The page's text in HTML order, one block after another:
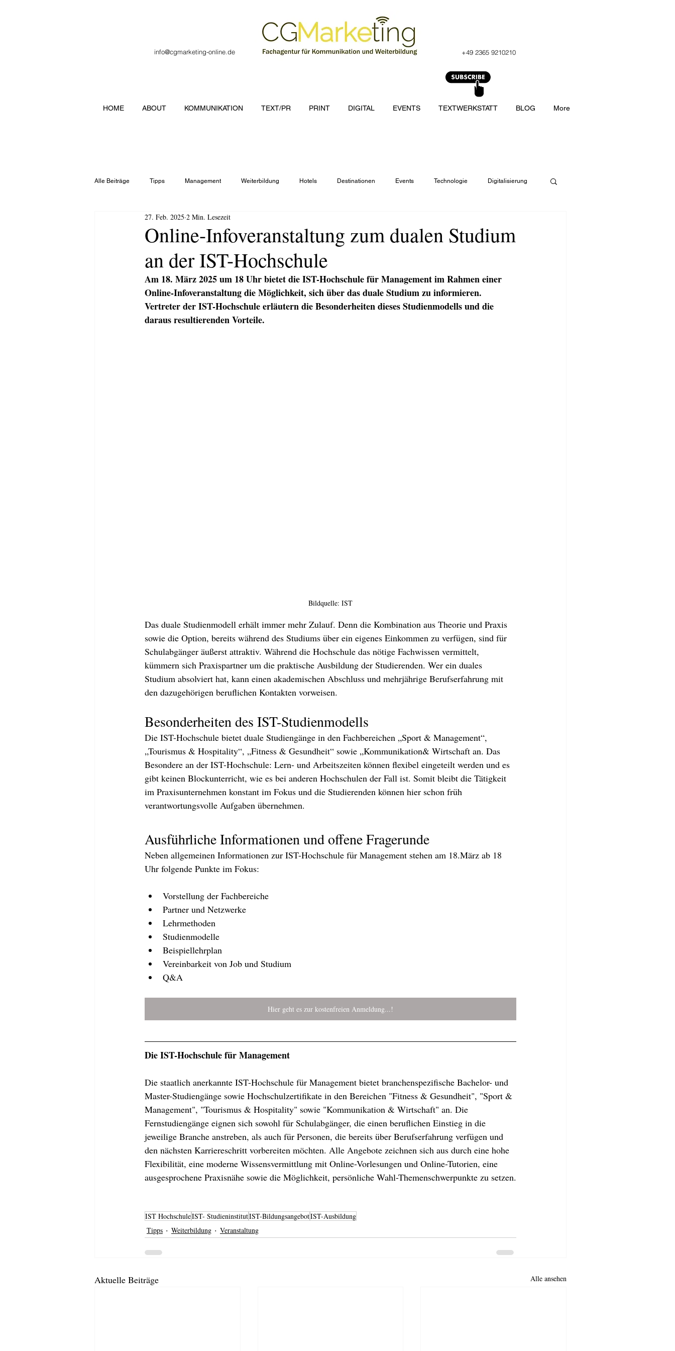
info@cgmarketing-online.de +49 2365 9210210
Alle Beiträge Tipps Management Weiterbildung Hotels Destinationen Events Technologie Digitalisierung
Veranstaltung Verbände Locations
Online-Infoveranstaltung zum dualen Studium
an der IST-Hochschule
27. Feb. 2025 2 Min. Lesezeit
Am 18. März 2025 um 18 Uhr bietet die IST-Hochschule für Management im Rahmen einer
Online-Infoveranstaltung die Möglichkeit, sich über das duale Studium zu informieren.
Vertreter der IST-Hochschule erläutern die Besonderheiten dieses Studienmodells und die
daraus resultierenden Vorteile.
Bildquelle: IST
Das duale Studienmodell erhält immer mehr Zulauf. Denn die Kombination aus Theorie und Praxis
sowie die Option, bereits während des Studiums über ein eigenes Einkommen zu verfügen, sind für
Schulabgänger äußerst attraktiv. Während die Hochschule das nötige Fachwissen vermittelt,
kümmern sich Praxispartner um die praktische Ausbildung der Studierenden. Wer ein duales
Studium absolviert hat, kann einen akademischen Abschluss und mehrjährige Berufserfahrung mit
den dazugehörigen beruflichen Kontakten vorweisen.
Besonderheiten des IST-Studienmodells
Die IST-Hochschule bietet duale Studiengänge in den Fachbereichen „Sport & Management“,
„Tourismus & Hospitality“, „Fitness & Gesundheit“ sowie „Kommunikation& Wirtschaft an. Das
Besondere an der IST-Hochschule: Lern- und Arbeitszeiten können flexibel eingeteilt werden und es
gibt keinen Blockunterricht, wie es bei anderen Hochschulen der Fall ist. Somit bleibt die Tätigkeit
im Praxisunternehmen konstant im Fokus und die Studierenden können hier schon früh
verantwortungsvolle Aufgaben übernehmen.
Ausführliche Informationen und offene Fragerunde
Neben allgemeinen Informationen zur IST-Hochschule für Management stehen am 18.März ab 18
Uhr folgende Punkte im Fokus:
Vorstellung der Fachbereiche
Partner und Netzwerke
Lehrmethoden
Studienmodelle
Beispiellehrplan
Vereinbarkeit von Job und Studium
Q&A
Hier geht es zur kostenfreien Anmeldung...!
Die IST-Hochschule für Management
Die staatlich anerkannte IST-Hochschule für Management bietet branchenspezifische Bachelor- und
Master-Studiengänge sowie Hochschulzertifikate in den Bereichen "Fitness & Gesundheit", "Sport &
Management", "Tourismus & Hospitality" sowie "Kommunikation & Wirtschaft" an. Die
Fernstudiengänge eignen sich sowohl für Schulabgänger, die einen beruflichen Einstieg in die
jeweilige Branche anstreben, als auch für Personen, die bereits über Berufserfahrung verfügen und
den nächsten Karriereschritt vorbereiten möchten. Alle Angebote zeichnen sich aus durch eine hohe
Flexibilität, eine moderne Wissensvermittlung mit Online-Vorlesungen und Online-Tutorien, eine
ausgesprochene Praxisnähe sowie die Möglichkeit, persönliche Wahl-Themenschwerpunkte zu setzen.
IST HochschuleIST- StudieninstitutIST-BildungsangebotIST-Ausbildung
Tipps
Weiterbildung Veranstaltung
Aktuelle Beiträge Alle ansehen
HOME ABOUT KOMMUNIKATION TEXT/PR PRINT DIGITAL EVENTS TEXTWERKSTATT BLOG More